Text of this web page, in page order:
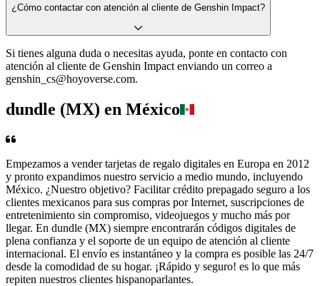
¿Cómo contactar con atención al cliente de Genshin Impact?
Si tienes alguna duda o necesitas ayuda, ponte en contacto con
atención al cliente de Genshin Impact enviando un correo a
genshin_cs@hoyoverse.com.
dundle (MX) en México
Empezamos a vender tarjetas de regalo digitales en Europa en 2012
y pronto expandimos nuestro servicio a medio mundo, incluyendo
México. ¿Nuestro objetivo? Facilitar crédito prepagado seguro a los
clientes mexicanos para sus compras por Internet, suscripciones de
entretenimiento sin compromiso, videojuegos y mucho más por
llegar. En dundle (MX) siempre encontrarán códigos digitales de
plena confianza y el soporte de un equipo de atención al cliente
internacional. El envío es instantáneo y la compra es posible las 24/7
desde la comodidad de su hogar. ¡Rápido y seguro! es lo que más
repiten nuestros clientes hispanoparlantes.